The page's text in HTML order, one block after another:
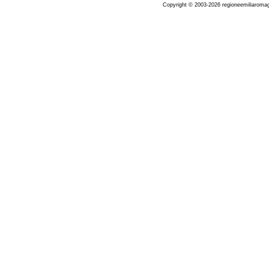
Copyright © 2003-2026